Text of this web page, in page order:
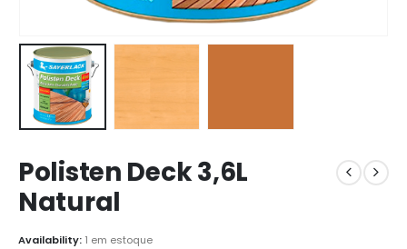
Polisten Deck 3,6L
Natural
Availability: 1 em estoque